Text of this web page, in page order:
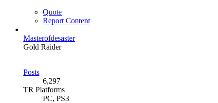
Quote
Report Content
Masterofdesaster
Gold Raider
Posts
6,297
TR Platforms
PC, PS3